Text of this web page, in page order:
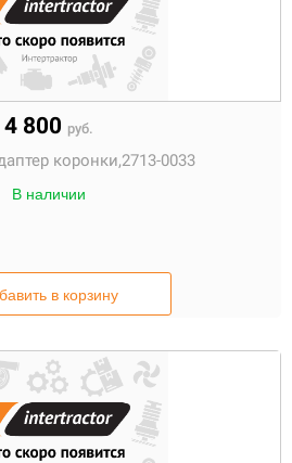
4 800 руб.
коронки,2713-0033
В наличии
в корзину